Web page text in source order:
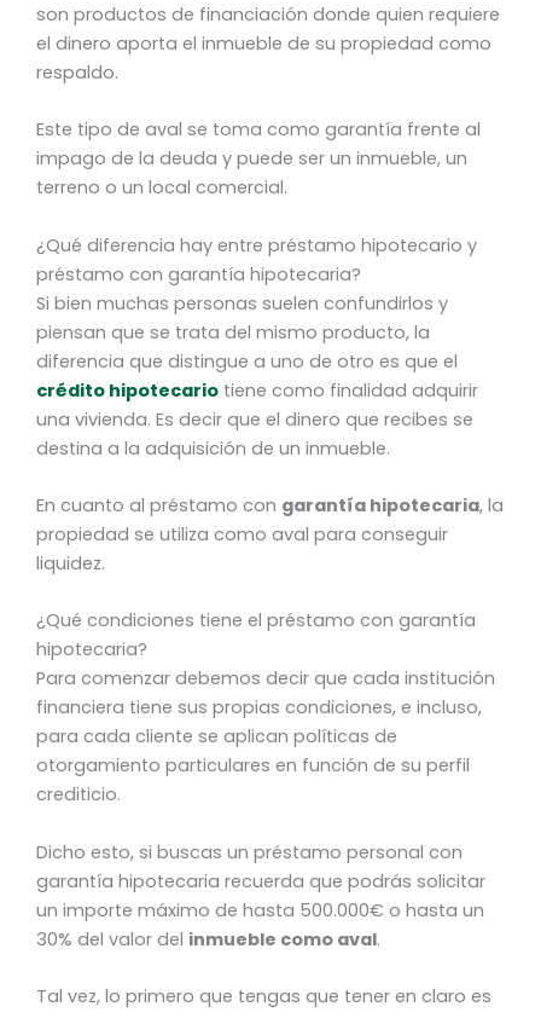
son productos de financiación donde quien requiere
el dinero aporta el inmueble de su propiedad como
respaldo.
Este tipo de aval se toma como garantía frente al
impago de la deuda y puede ser un inmueble, un
terreno o un local comercial.
¿Qué diferencia hay entre préstamo hipotecario y
préstamo con garantía hipotecaria?
Si bien muchas personas suelen confundirlos y
piensan que se trata del mismo producto, la
diferencia que distingue a uno de otro es que el
crédito hipotecario tiene como finalidad adquirir
una vivienda. Es decir que el dinero que recibes se
destina a la adquisición de un inmueble.
En cuanto al préstamo con garantía hipotecaria, la
propiedad se utiliza como aval para conseguir
liquidez.
¿Qué condiciones tiene el préstamo con garantía
hipotecaria?
Para comenzar debemos decir que cada institución
financiera tiene sus propias condiciones, e incluso,
para cada cliente se aplican políticas de
otorgamiento particulares en función de su perfil
crediticio.
Dicho esto, si buscas un préstamo personal con
garantía hipotecaria recuerda que podrás solicitar
un importe máximo de hasta 500.000€ o hasta un
30% del valor del inmueble como aval.
Tal vez, lo primero que tengas que tener en claro es